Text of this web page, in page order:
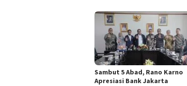
Sambut 5 Abad, Rano Karno
Apresiasi Bank Jakarta